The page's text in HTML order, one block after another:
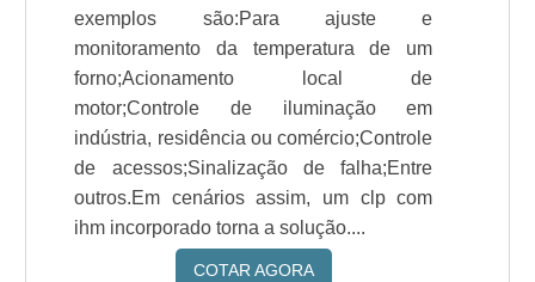
exemplos são:Para ajuste e
monitoramento da temperatura de um
forno;Acionamento local de
motor;Controle de iluminação em
indústria, residência ou comércio;Controle
de acessos;Sinalização de falha;Entre
outros.Em cenários assim, um clp com
ihm incorporado torna a solução....
COTAR AGORA